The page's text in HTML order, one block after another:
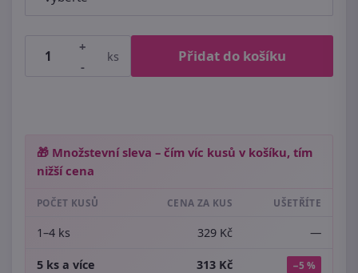
+
-
ks Přidat do košíku
🎁 Množstevní sleva – čím víc kusů v košíku, tím
nižší cena
POČET KUSŮ CENA ZA KUS UŠETŘÍTE
1–4 ks 329 Kč —
5 ks a více 313 Kč −5 %